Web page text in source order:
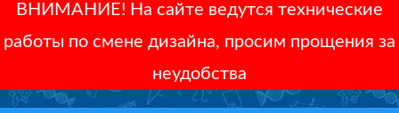
ВНИМАНИЕ! На сайте ведутся технические
работы по смене дизайна, просим прощения за
неудобства